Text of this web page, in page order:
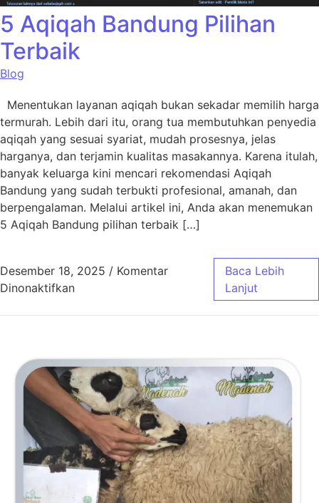
5 Aqiqah Bandung Pilihan
Terbaik
Blog
Menentukan layanan aqiqah bukan sekadar memilih harga
termurah. Lebih dari itu, orang tua membutuhkan penyedia
aqiqah yang sesuai syariat, mudah prosesnya, jelas
harganya, dan terjamin kualitas masakannya. Karena itulah,
banyak keluarga kini mencari rekomendasi Aqiqah
Bandung yang sudah terbukti profesional, amanah, dan
berpengalaman. Melalui artikel ini, Anda akan menemukan
5 Aqiqah Bandung pilihan terbaik […]
Desember 18, 2025 / Komentar
Dinonaktifkanpada 5 Aqiqah Bandung Pilihan Terbaik
Baca Lebih
Lanjut